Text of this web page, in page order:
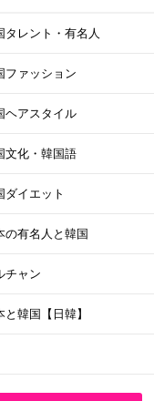
タレント・有名人
ファッション
ヘアスタイル
文化・韓国語
ダイエット
の有名人と韓国
チャン
と韓国【日韓】